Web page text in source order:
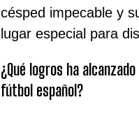
césped impecable y
lugar especial para
¿Qué logros ha
fútbol español?